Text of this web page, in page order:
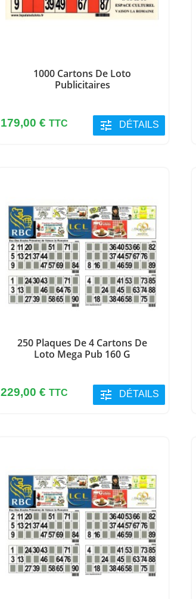
1000 Cartons De Loto
Publicitaires
Prix
179,00 €TTC tune DÉTAILS
250 Plaques De 4 Cartons De
Loto Mega Pub 160 G
Prix
229,00 €TTC tune DÉTAILS